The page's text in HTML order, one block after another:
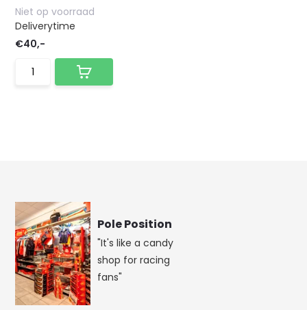
Niet op voorraad
Deliverytime
€40,-
Pole Position
"It's like a candy
shop for racing
fans"